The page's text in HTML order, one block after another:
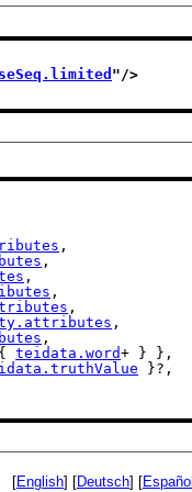
"/>
,
,
,
,
,
,
,
{
teidata.word+ } },
}?,
[English] [Deutsch] [Español